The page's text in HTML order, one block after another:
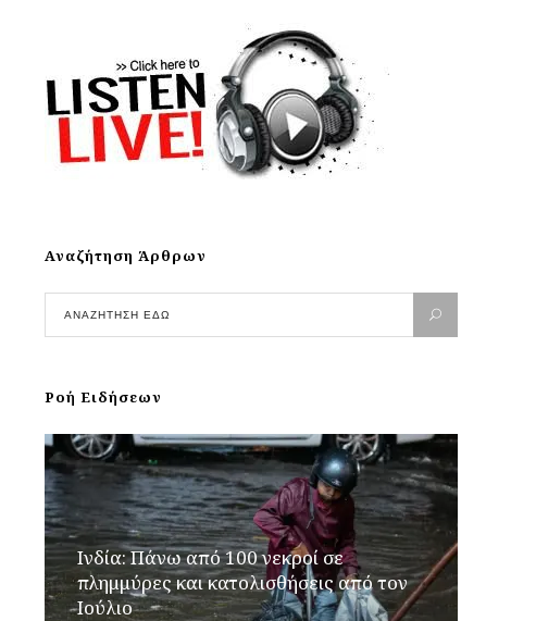
Αναζήτηση Άρθρων
Ροή Ειδήσεων
Ινδία: Πάνω από 100 νεκροί σε
πλημμύρες και κατολισθήσεις από τον
Ιούλιο